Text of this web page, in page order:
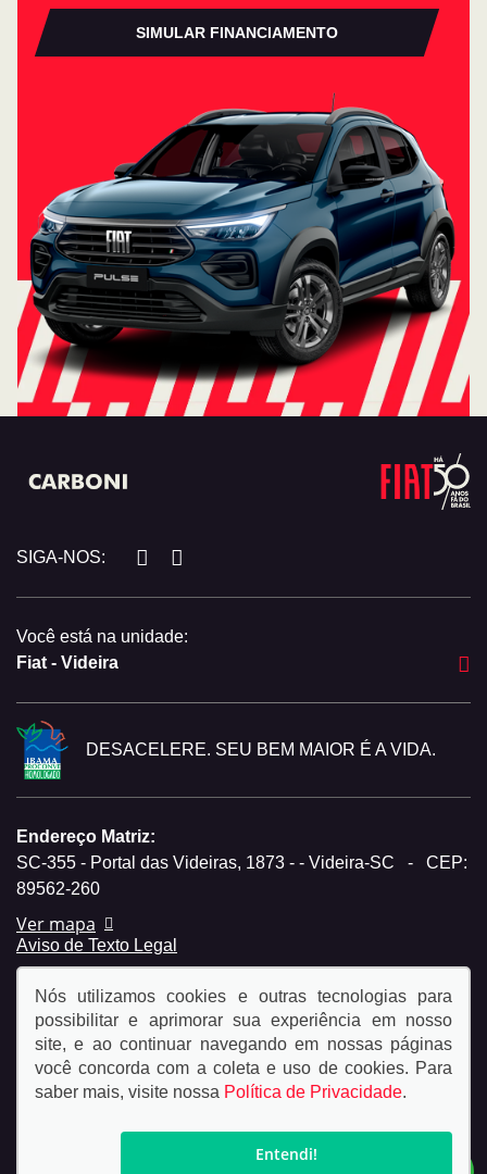
SIMULAR FINANCIAMENTO
SIGA-NOS:
Você está na unidade:
Fiat - Videira
DESACELERE. SEU BEM MAIOR É A VIDA.
Endereço Matriz:
SC-355 - Portal das Videiras, 1873 - - Videira-SC
-
CEP:
89562-260
Ver mapa
Aviso de Texto Legal
© Copyright 2026
privacidade.
Nós utilizamos cookies e outras tecnologias para
possibilitar e aprimorar sua experiência em nosso
site, e ao continuar navegando em nossas páginas
você concorda com a coleta e uso de cookies. Para
saber mais, visite nossa Política de Privacidade.
Entendi!